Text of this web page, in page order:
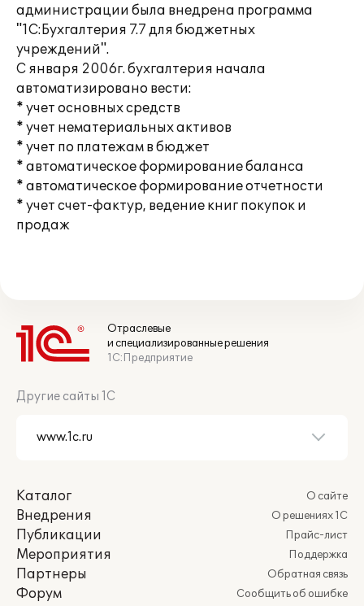
администрации была внедрена программа
"1С:Бухгалтерия 7.7 для бюджетных
учреждений".
С января 2006г. бухгалтерия начала
автоматизировано вести:
* учет основных средств
* учет нематериальных активов
* учет по платежам в бюджет
* автоматическое формирование баланса
* автоматическое формирование отчетности
* учет счет-фактур, ведение книг покупок и
продаж
Отраслевые
и специализированные решения
1С:Предприятие
Другие сайты 1С
Каталог
Внедрения
Публикации
Мероприятия
Партнеры
Форум
О сайте
О решениях 1С
Прайс-лист
Поддержка
Обратная связь
Сообщить об ошибке